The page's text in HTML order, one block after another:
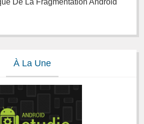
De La Fragmentation Android
À La Une